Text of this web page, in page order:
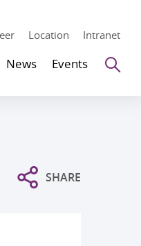
Location Intranet
News Events
SHARE